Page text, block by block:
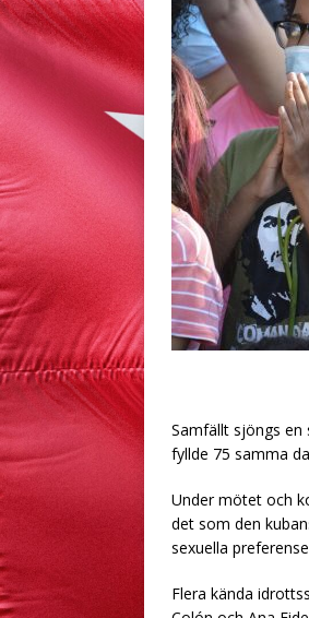
Samfällt sjöngs en
fyllde 75 samma
Under mötet och
det som den
sexuella
Flera kända